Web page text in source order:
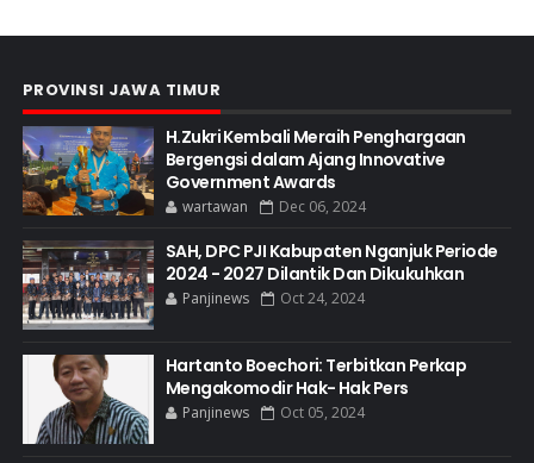
PROVINSI JAWA TIMUR
H.Zukri Kembali Meraih Penghargaan
Bergengsi dalam Ajang Innovative
Government Awards
wartawan Dec 06, 2024
SAH, DPC PJI Kabupaten Nganjuk Periode
2024 - 2027 Dilantik Dan Dikukuhkan
Panjinews Oct 24, 2024
Hartanto Boechori: Terbitkan Perkap
Mengakomodir Hak- Hak Pers
Panjinews Oct 05, 2024